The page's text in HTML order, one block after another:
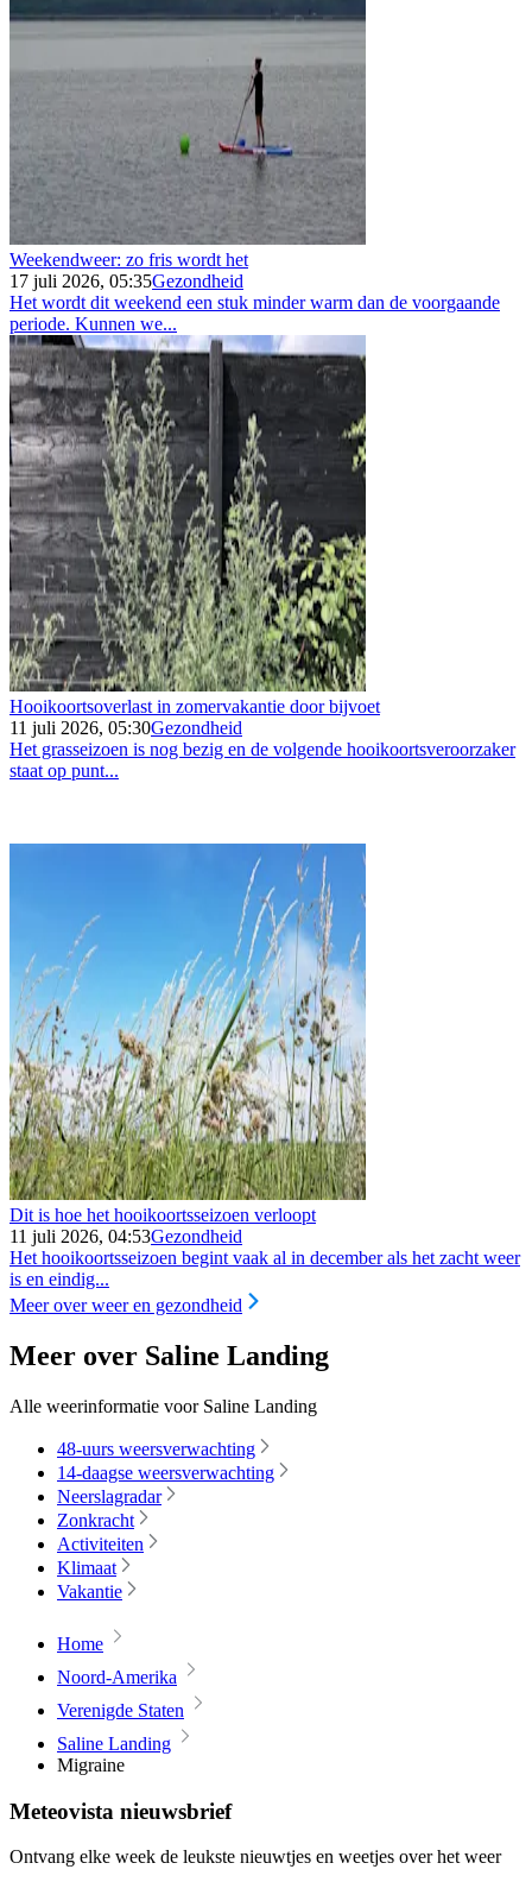
Weekendweer: zo fris wordt het
17 juli 2026, 05:35Gezondheid
Het wordt dit weekend een stuk minder warm dan de voorgaande
periode. Kunnen we...
Hooikoortsoverlast in zomervakantie door bijvoet
11 juli 2026, 05:30Gezondheid
Het grasseizoen is nog bezig en de volgende hooikoortsveroorzaker
staat op punt...
Dit is hoe het hooikoortsseizoen verloopt
11 juli 2026, 04:53Gezondheid
Het hooikoortsseizoen begint vaak al in december als het zacht weer
is en eindig...
Meer over weer en gezondheid
Meer over Saline Landing
Alle weerinformatie voor Saline Landing
48-uurs weersverwachting
14-daagse weersverwachting
Neerslagradar
Zonkracht
Activiteiten
Klimaat
Vakantie
Home
Noord-Amerika
Verenigde Staten
Saline Landing
Migraine
Meteovista nieuwsbrief
Ontvang elke week de leukste nieuwtjes en weetjes over het weer